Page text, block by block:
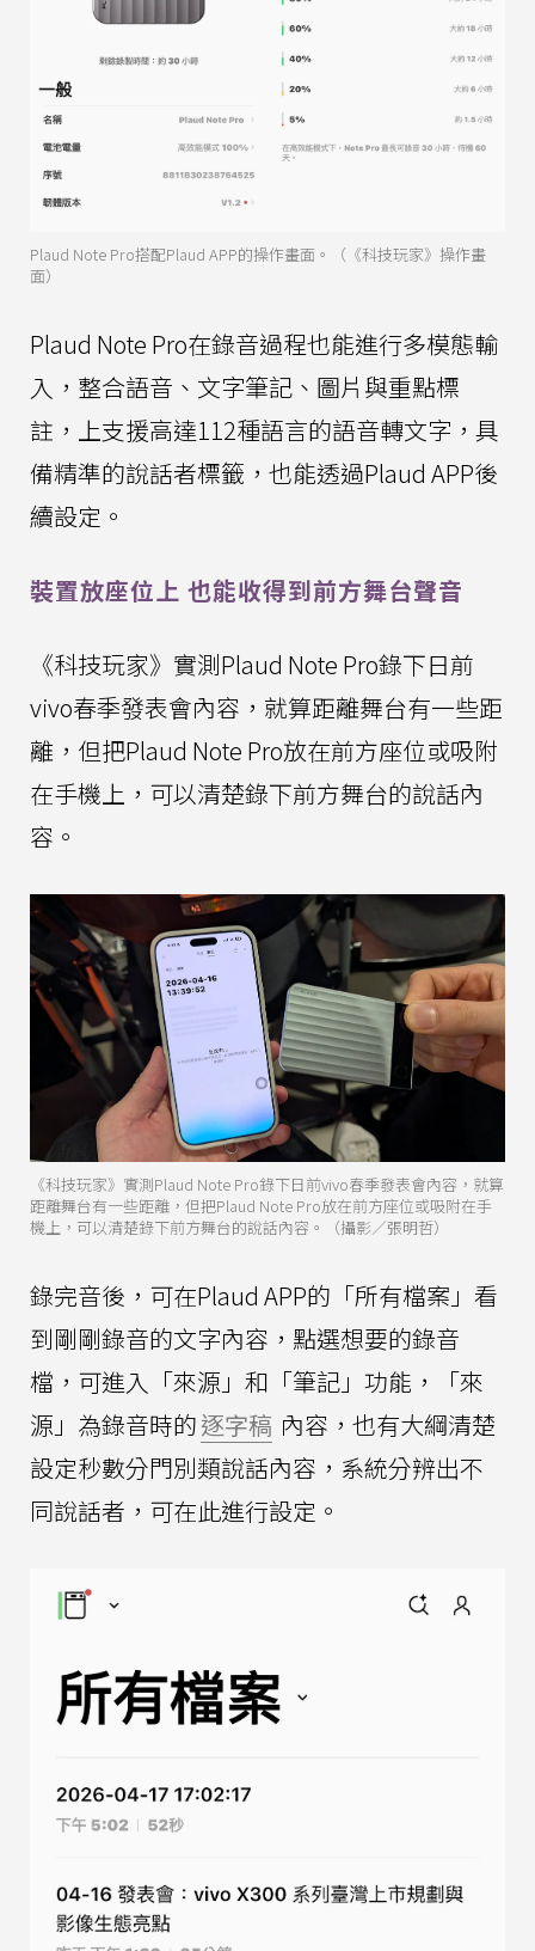
Plaud Note Pro搭配Plaud APP的操作畫面。（《科技玩家》操作畫
面）
Plaud Note Pro在錄音過程也能進行多模態輸
入，整合語音、文字筆記、圖片與重點標
註，上支援高達112種語言的語音轉文字，具
備精準的說話者標籤，也能透過Plaud APP後
續設定。
裝置放座位上 也能收得到前方舞台聲音
《科技玩家》實測Plaud Note Pro錄下日前
vivo春季發表會內容，就算距離舞台有一些距
離，但把Plaud Note Pro放在前方座位或吸附
在手機上，可以清楚錄下前方舞台的說話內
容。
《科技玩家》實測Plaud Note Pro錄下日前vivo春季發表會內容，就算
距離舞台有一些距離，但把Plaud Note Pro放在前方座位或吸附在手
機上，可以清楚錄下前方舞台的說話內容。（攝影／張明哲）
錄完音後，可在Plaud APP的「所有檔案」看
到剛剛錄音的文字內容，點選想要的錄音
檔，可進入「來源」和「筆記」功能，「來
源」為錄音時的逐字稿 內容，也有大綱清楚
設定秒數分門別類說話內容，系統分辨出不
同說話者，可在此進行設定。